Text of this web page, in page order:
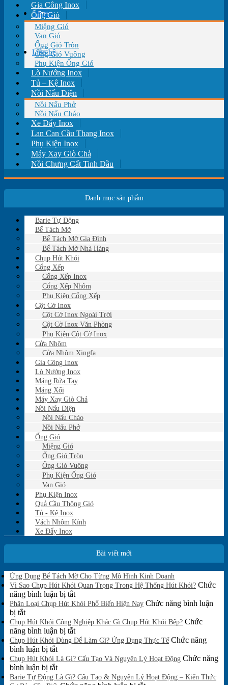
Tin tức
Liên hệ
Gia Công Inox
Ống Gió
Miệng Gió
Van Gió
Ống Gió Tròn
Ống Gió Vuông
Phụ Kiện Ống Gió
Lò Nướng Inox
Tủ – Kệ Inox
Nồi Nấu Điện
Nồi Nấu Phở
Nồi Nấu Cháo
Xe Đẩy Inox
Lan Can Cầu Thang Inox
Phụ Kiện Inox
Máy Xay Giò Chả
Nồi Chưng Cất Tinh Dầu
Danh mục sản phẩm
Barie Tự Động
Bể Tách Mỡ
Bể Tách Mỡ Gia Đình
Bể Tách Mỡ Nhà Hàng
Chụp Hút Khói
Cổng Xếp
Cổng Xếp Inox
Cổng Xếp Nhôm
Phụ Kiện Cổng Xếp
Cột Cờ Inox
Cột Cờ Inox Ngoài Trời
Cột Cờ Inox Văn Phòng
Phụ Kiện Cột Cờ Inox
Cửa Nhôm
Cửa Nhôm Xingfa
Gia Công Inox
Lò Nướng Inox
Máng Rửa Tay
Máng Xối
Máy Xay Giò Chả
Nồi Nấu Điện
Nồi Nấu Cháo
Nồi Nấu Phở
Ống Gió
Miệng Gió
Ống Gió Tròn
Ống Gió Vuông
Phụ Kiện Ống Gió
Van Gió
Phụ Kiện Inox
Quả Cầu Thông Gió
Tủ - Kệ Inox
Vách Nhôm Kính
Xe Đẩy Inox
Bài viết mới
Ứng Dụng Bể Tách Mỡ Cho Từng Mô Hình Kinh Doanh
có
bình
luận
ở
Dụng
Tách
Cho
Từng
Hình
Vì Sao Chụp Hút Khói Quan Trọng Trong Hệ Thống Hút Khói? Chức
năng bình luận bị tắtở
Vì
Chụp
Hút
Khói
Trọng
Hệ
Phân Loại Chụp Hút Khói Phổ Biến Hiện Nay Chức năng bình luận
bị tắtở
Phân
Loại
Chụp
Hút
Khói
Phổ
Biến
Chụp Hút Khói Công Nghiệp Khác Gì Chụp Hút Khói Bếp? Chức
năng bình luận bị tắtở
Chụp
Khói
Nghiệp
Chụp Hút Khói Dùng Để Làm Gì? Ứng Dụng Thực Tế Chức năng
bình luận bị tắtở
Chụp
Hút
Khói
Chụp Hút Khói Là Gì? Cấu Tạo Và Nguyên Lý Hoạt Động Chức năng
bình luận bị tắtở
Chụp
Barie Tự Động Là Gì? Cấu Tạo & Nguyên Lý Hoạt Động – Kiến Thức